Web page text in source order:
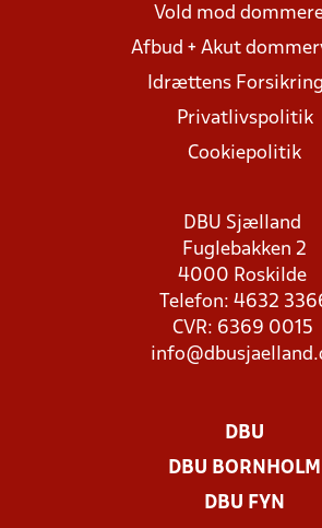
Vold mod
Afbud + Akut
Idrættens
Privatlivspolitik
Cookiepolitik
DBU Sjælland
Fuglebakken 2
4000 Roskilde
Telefon: 4632
CVR: 6369 0015
DBU
DBU BORNHOLM
DBU FYN